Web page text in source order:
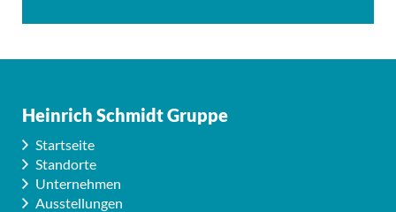
Heinrich Schmidt Gruppe
Startseite
Standorte
Unternehmen
Ausstellungen